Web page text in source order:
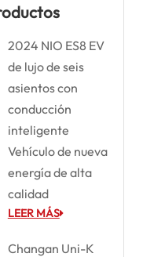
2024 NIO ES8 EV
de lujo de seis
asientos con
conducción
inteligente
Vehículo de nueva
energía de alta
calidad
LEER MÁS
Changan Uni-K